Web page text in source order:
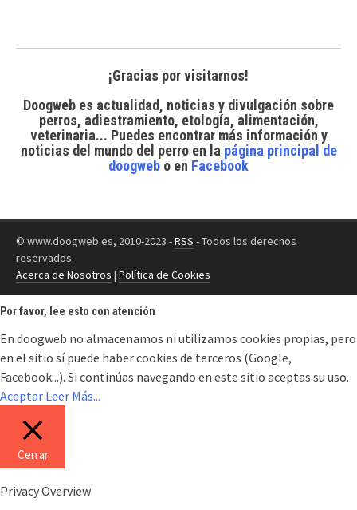
¡Gracias por visitarnos!
Doogweb es actualidad, noticias y divulgación sobre
perros, adiestramiento, etología, alimentación,
veterinaria... Puedes encontrar más información y
noticias del mundo del perroen la página principal de
doogweb o en Facebook
© www.doogweb.es, 2010-2023 -RSS - Todos los derechos
reservados.
Acerca de Nosotros | Política de Cookies
Por favor, lee esto con atención
En doogweb no almacenamos ni utilizamos cookies propias, pero
en el sitio sí puede haber cookies de terceros (Google,
Facebook...). Si continúas navegando en este sitio aceptas su uso.
Aceptar Leer Más...
Cerrar
Privacy Overview